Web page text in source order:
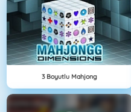
3 Boyutlu Mahjong